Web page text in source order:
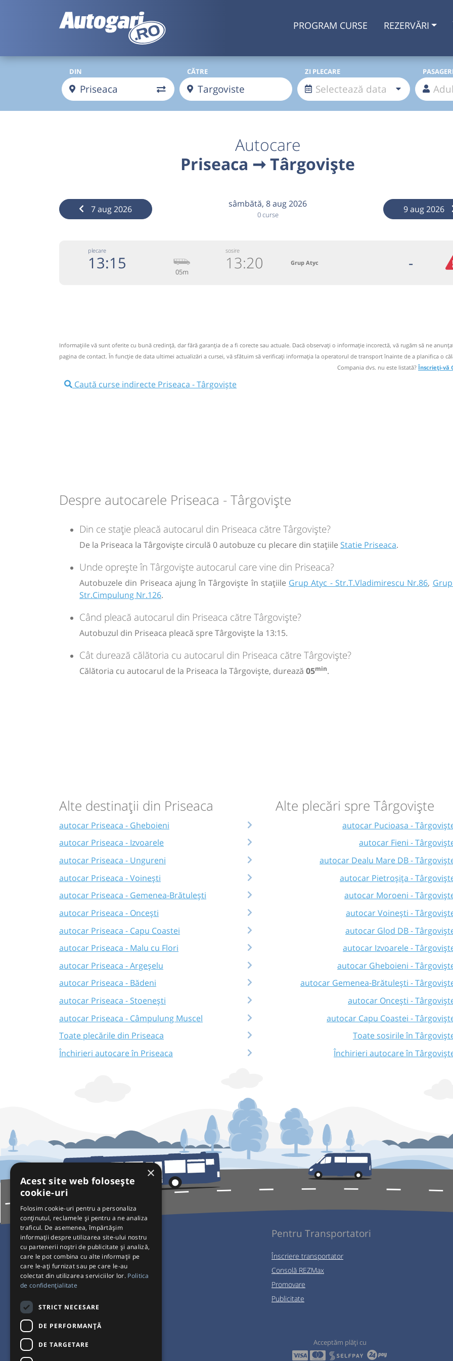
PROGRAM CURSE REZERVĂRI
DIN CĂTRE ZI PLECARE PASAGERI
Autocare
Priseaca ➞ Târgoviște
7 aug 2026 sâmbătă, 8 aug 2026
0 curse 9 aug 2026
plecare
13:15 05m
sosire
13:20 Grup Atyc -
Circulă doar luni, marți, miercuri, joi și vineri
NOU!
Pune poze din călătoria ta
Str.T.Vladimirescu Nr.86
05 min
L M M J V S D
-
Sursa: GRUP ATYC SRL | Ultima actualizare:
Informaţiile vă sunt oferite cu bună credinţă, dar fără garanţia de a fi corecte sau actuale. Dacă observați o informaţie incorectă, vă rugăm să ne
pagina de contact. În funcție de data ultimei actualizări a cursei, vă sfătuim să verificaţi informaţia la operatorul de transport înainte de a planifica o
Compania dvs. nu este listată?Înscrieți-vă
Caută curse indirecte Priseaca - Târgoviște
Despre autocarele Priseaca - Târgoviște
Din ce stație pleacă autocarul din Priseaca către Târgoviște?
De la Priseaca la Târgoviște circulă 0 autobuze cu plecare din stațiile Statie Priseaca.
Unde oprește în Târgoviște autocarul care vine din Priseaca?
Autobuzele din Priseaca ajung în Târgoviște în stațiile Grup Atyc - Str.T.Vladimirescu Nr.86,
Str.Cimpulung Nr.126.
Când pleacă autocarul din Priseaca către Târgoviște?
Autobuzul din Priseaca pleacă spre Târgoviște la 13:15.
Cât durează călătoria cu autocarul din Priseaca către Târgoviște?
Călătoria cu autocarul de la Priseaca la Târgoviște, durează 05min.
Alte destinații din Priseaca
autocar Priseaca - Gheboieni
autocar Priseaca - Izvoarele
autocar Priseaca - Ungureni
autocar Priseaca - Voinești
autocar Priseaca - Gemenea-Brătulești
autocar Priseaca - Oncești
autocar Priseaca - Capu Coastei
autocar Priseaca - Malu cu Flori
autocar Priseaca - Argeșelu
autocar Priseaca - Bădeni
autocar Priseaca - Stoenești
autocar Priseaca - Câmpulung Muscel
Toate plecările din Priseaca
Închirieri autocare în Priseaca
Alte plecări spre Târgoviște
autocar Pucioasa -
autocar Fieni -
autocar Dealu Mare DB -
autocar Pietroșița -
autocar Moroeni -
autocar Voinești -
autocar Glod DB -
autocar Izvoarele -
autocar Gheboieni -
autocar Gemenea-Brătulești -
autocar Oncești -
autocar Capu Coastei -
Toate sosirile în
Închirieri autocare în
Pentru Călători
Curse autobuz
Plecări/Sosiri
Setări de cookie-uri
Pentru Transportatori
Înscriere transportator
Consolă REZMax
Promovare
Publicitate
Acceptăm plăți cu
×
Acest site web folosește
cookie-uri
Folosim cookie-uri pentru a personaliza
conținutul, reclamele și pentru a ne analiza
traficul. De asemenea, împărtășim
informații despre utilizarea site-ului nostru
cu partenerii noștri de publicitate și analiză,
care le pot combina cu alte informații pe
care le-ați furnizat sau pe care le-au
colectat din utilizarea serviciilor lor. Politica
de confidențialitate
STRICT NECESARE
DE PERFORMANȚĂ
DE TARGETARE